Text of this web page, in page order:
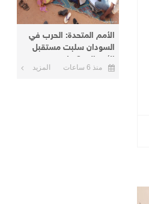
الأمم المتحدة: الحرب في
السودان سلبت مستقبل
الأطفال و8 ملايين منهم
خارج المدارس
منذ 6 ساعات المزيد